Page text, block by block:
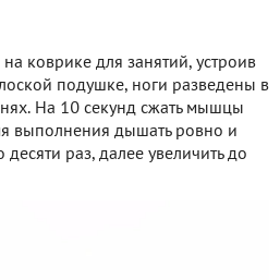
коврике для занятий, устроив
подушке, ноги разведены в
На 10 секунд сжать мышцы
выполнения дышать ровно и
раз, далее увеличить до